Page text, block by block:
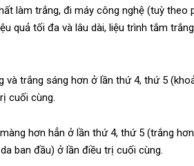
làm trắng, đi máy công nghệ (tuỳ theo
quả tối đa và lâu dài, liệu trình tắm
và trắng sáng hơn ở lần thứ 4, thứ 5
cuối cùng.
hơn hẳn ở lần thứ 4, thứ 5 (trắng hơn
ban đầu) ở lần điều trị cuối cùng.